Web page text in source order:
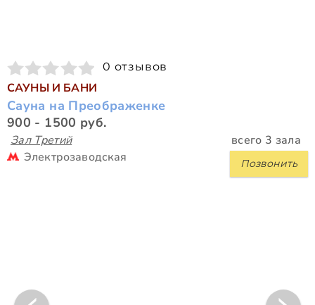
0 отзывов
САУНЫ И БАНИ
Сауна на Преображенке
900 - 1500 руб.
Зал Третий всего 3 зала
Позвонить
Электрозаводская